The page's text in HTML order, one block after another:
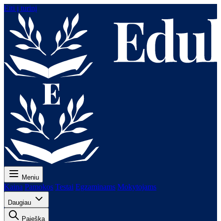
Eiti į turinį
Meniu
Kaina Pamokos Testai Egzaminams Mokytojams
Daugiau
Paieška